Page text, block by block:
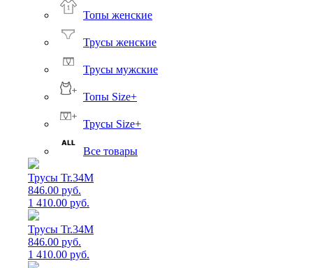
Топы женские
Трусы женские
Трусы мужские
Топы Size+
Трусы Size+
Все товары
Трусы Tr.34M
846.00 руб.
1 410.00 руб.
Трусы Tr.34M
846.00 руб.
1 410.00 руб.